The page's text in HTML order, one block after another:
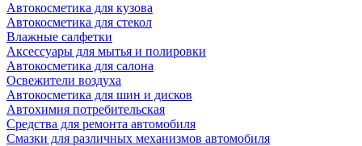
Автокосметика для кузова
Автокосметика для стекол
Влажные салфетки
Аксессуары для мытья и полировки
Автокосметика для салона
Освежители воздуха
Автокосметика для шин и дисков
Автохимия потребительская
Средства для ремонта автомобиля
Смазки для различных механизмов автомобиля